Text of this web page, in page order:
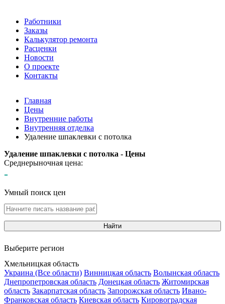
Работники
Заказы
Калькулятор ремонта
Расценки
Новости
О проекте
Контакты
Главная
Цены
Внутренние работы
Внутренняя отделка
Удаление шпаклевки с потолка
Удаление шпаклевки с потолка - Цены
Среднерыночная цена:
-
Умный поиск цен
Найти
Выберите регион
Хмельницкая область
Украина (Все области) Винницкая область Волынская область
Днепропетровская область Донецкая область Житомирская
область Закарпатская область Запорожская область Ивано-
Франковская область Киевская область Кировоградская